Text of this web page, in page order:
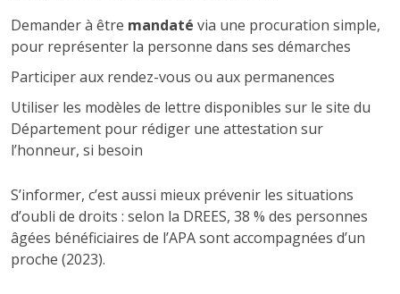
Demander à être mandaté via une procuration simple,
pour représenter la personne dans ses démarches
Participer aux rendez-vous ou aux permanences
Utiliser les modèles de lettre disponibles sur le site du
Département pour rédiger une attestation sur
l’honneur, si besoin
S’informer, c’est aussi mieux prévenir les situations
d’oubli de droits : selon la DREES, 38 % des personnes
âgées bénéficiaires de l’APA sont accompagnées d’un
proche (2023).